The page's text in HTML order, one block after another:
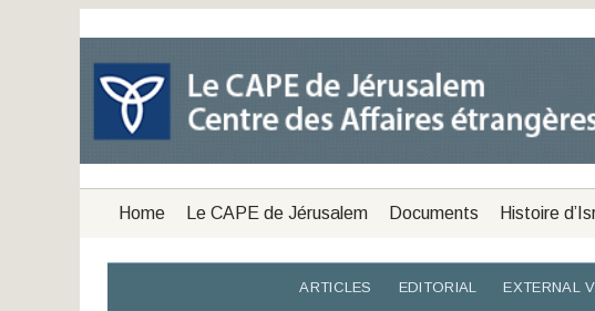
Home Le CAPE de Jérusalem Documents Histoire
ARTICLES EDITORIAL EXTERNAL